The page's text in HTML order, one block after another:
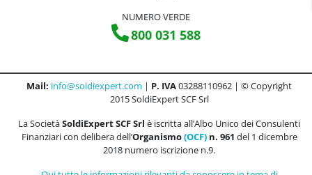
NUMERO VERDE
800 031 588
Mail: info@soldiexpert.com | P. IVA03288110962 | © Copyright
2015 SoldiExpert SCF Srl
La SocietàSoldiExpert SCF Srl è iscritta all’Albo Unico dei Consulenti
Finanziari con delibera dell’Organismo(OCF)n. 961 del 1 dicembre
2018 numero iscrizione n.9.